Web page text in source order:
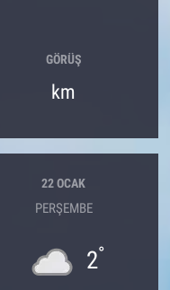
GÖRÜŞ
km
22 OCAK
PERŞEMBE
2°